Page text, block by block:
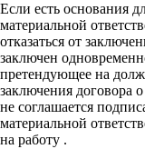
Если есть основания
материальной
отказаться от
заключен
претендующее на
заключения договора
не соглашается
материальной
на работу .